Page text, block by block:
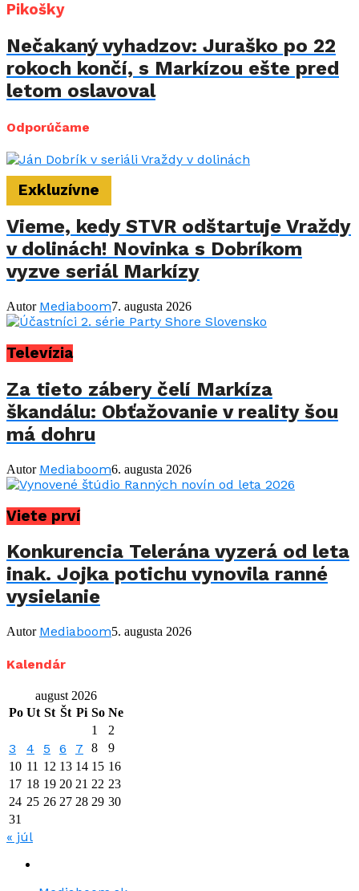
Pikošky
Nečakaný vyhadzov: Juraško po 22
rokoch končí, s Markízou ešte pred
letom oslavoval
Odporúčame
Exkluzívne
Vieme, kedy STVR odštartuje Vraždy
v dolinách! Novinka s Dobríkom
vyzve seriál Markízy
Autor Mediaboom7. augusta 2026
Televízia
Za tieto zábery čelí Markíza
škandálu: Obťažovanie v reality šou
má dohru
Autor Mediaboom6. augusta 2026
Viete prví
Konkurencia Telerána vyzerá od leta
inak. Jojka potichu vynovila ranné
vysielanie
Autor Mediaboom5. augusta 2026
Kalendár
august 2026
Po Ut St Št Pi So Ne
1
2
3 4 5 6 7 8
9
10 11 12 13 14 15 16
17 18 19 20 21 22 23
24 25 26 27 28 29 30
31
« júl